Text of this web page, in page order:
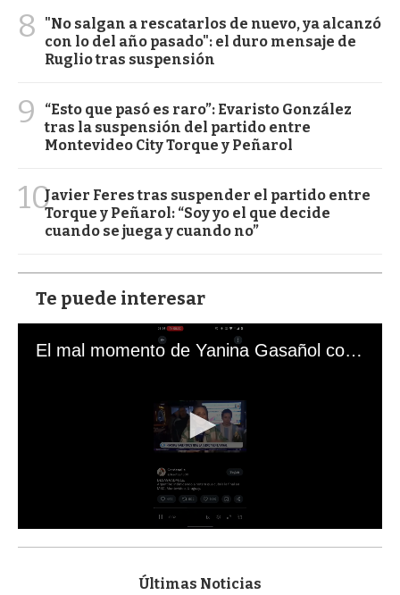
8
"No salgan a rescatarlos de nuevo, ya alcanzó
con lo del año pasado": el duro mensaje de
Ruglio tras suspensión
9
“Esto que pasó es raro”: Evaristo González
tras la suspensión del partido entre
Montevideo City Torque y Peñarol
10Javier Feres tras suspender el partido entre
Torque y Peñarol: “Soy yo el que decide
cuando se juega y cuando no”
Te puede interesar
El mal momento de Yanina Gasañol con un hincha argentino en "Subrayado"
s
Últimas Noticias